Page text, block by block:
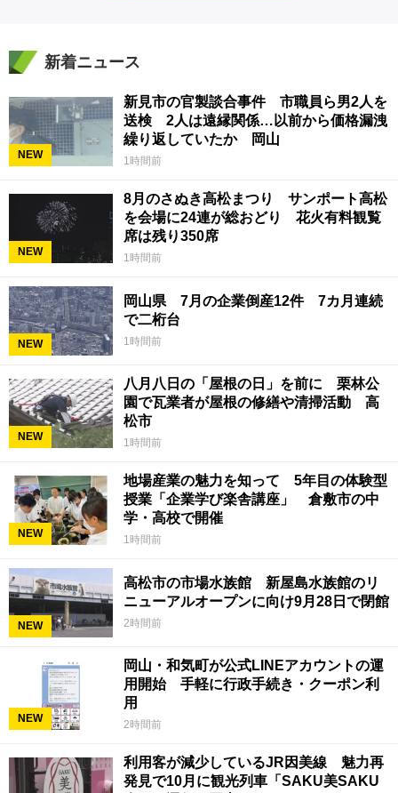
新着ニュース
NEW
新見市の官製談合事件 市職員ら男2人を
送検 2人は遠縁関係…以前から価格漏洩
繰り返していたか 岡山
1時間前
NEW
8月のさぬき高松まつり サンポート高松
を会場に24連が総おどり 花火有料観覧
席は残り350席
1時間前
NEW
岡山県 7月の企業倒産12件 7カ月連続
で二桁台
1時間前
NEW
八月八日の「屋根の日」を前に 栗林公
園で瓦業者が屋根の修繕や清掃活動 高
松市
1時間前
NEW
地場産業の魅力を知って 5年目の体験型
授業「企業学び楽舎講座」 倉敷市の中
学・高校で開催
1時間前
NEW
高松市の市場水族館 新屋島水族館のリ
ニューアルオープンに向け9月28日で閉館
2時間前
NEW
岡山・和気町が公式LINEアカウントの運
用開始 手軽に行政手続き・クーポン利
用
2時間前
利用客が減少しているJR因美線 魅力再
発見で10月に観光列車「SAKU美SAKU